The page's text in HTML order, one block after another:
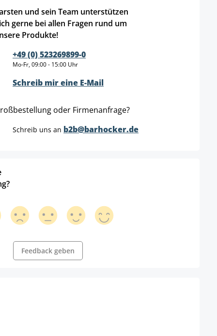
und sein Team unterstützen
gerne bei allen Fragen rund um
Produkte!
+49 (0) 523269899-0
Mo-Fr, 09:00 - 15:00 Uhr
Schreib mir eine E-Mail
oder Firmenanfrage?
Schreib uns an b2b@barhocker.de
Feedback geben